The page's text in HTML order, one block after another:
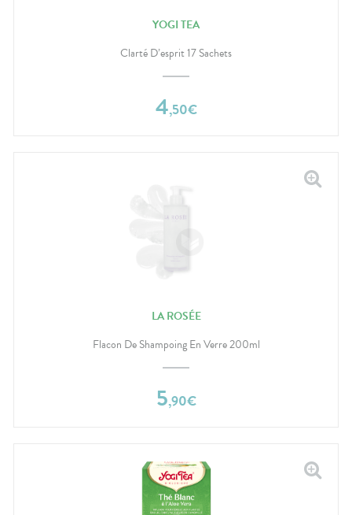
YOGI TEA
Clarté D’esprit 17 Sachets
4,50€
LA ROSÉE
Flacon De Shampoing En Verre 200ml
5,90€